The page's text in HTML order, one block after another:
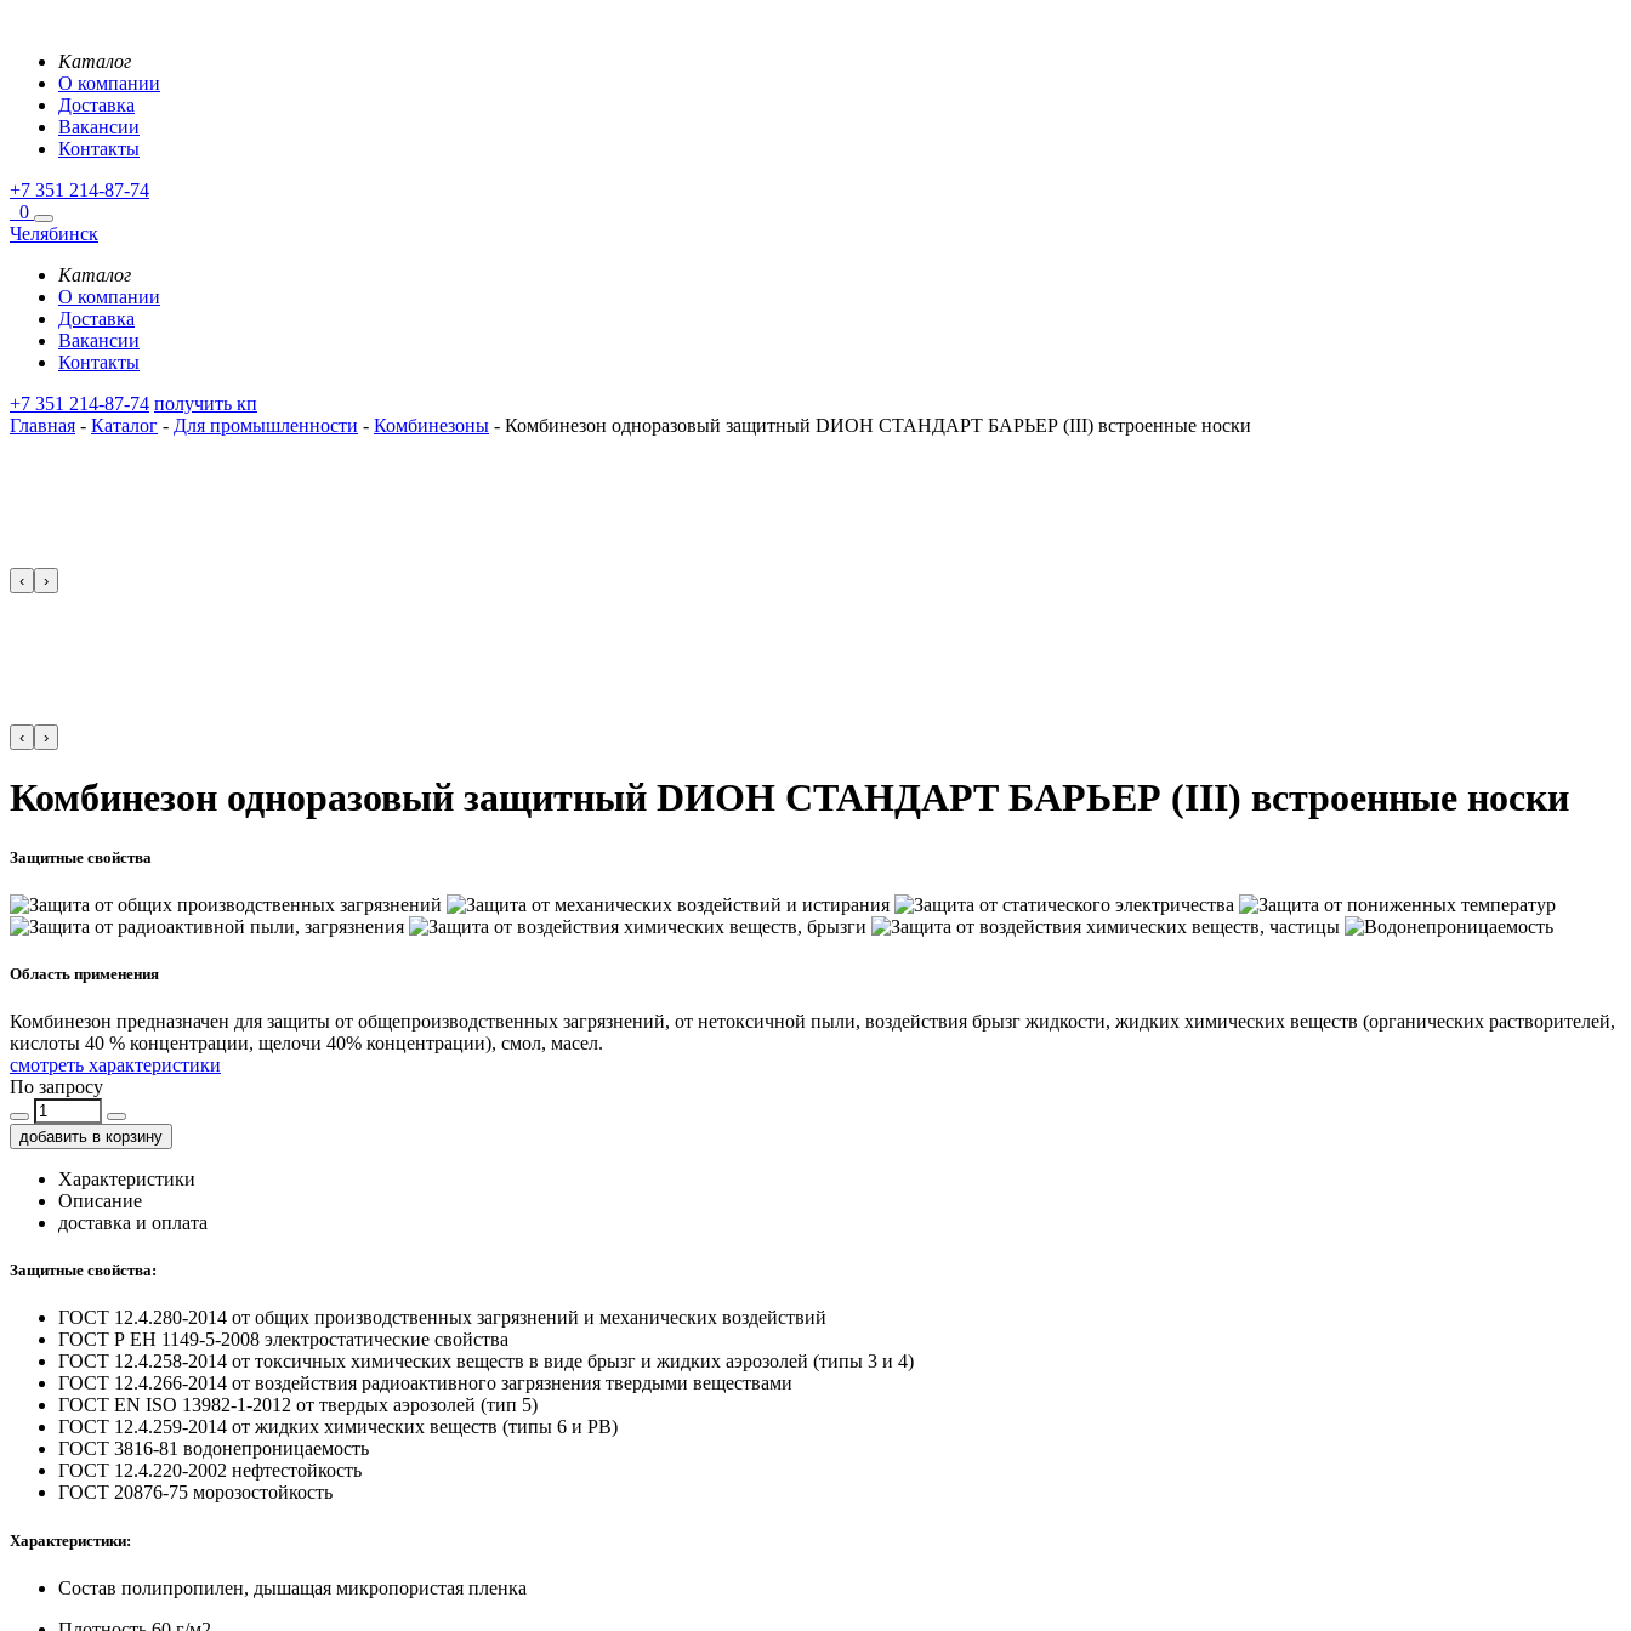
Каталог
О компании
Доставка
Вакансии
Контакты
+7 351 214-87-74
0
Челябинск
Каталог
О компании
Доставка
Вакансии
Контакты
+7 351 214-87-74 получить кп
Главная - Каталог - Для промышленности - Комбинезоны - Комбинезон одноразовый защитный DИОН СТАНДАРТ БАРЬЕР (III) встроенные носки
‹ ›
‹ ›
Комбинезон одноразовый защитный DИОН СТАНДАРТ БАРЬЕР (III) встроенные носки
Защитные свойства
Область применения
Комбинезон предназначен для защиты от общепроизводственных загрязнений, от нетоксичной пыли, воздействия брызг жидкости, жидких химических веществ (органических растворителей,
кислоты 40 % концентрации, щелочи 40% концентрации), смол, масел.
смотреть характеристики
По запросу
добавить в корзину
Характеристики
Описание
доставка и оплата
Защитные свойства:
ГОСТ 12.4.280-2014 от общих производственных загрязнений и механических воздействий
ГОСТ Р ЕН 1149-5-2008 электростатические свойства
ГОСТ 12.4.258-2014 от токсичных химических веществ в виде брызг и жидких аэрозолей (типы 3 и 4)
ГОСТ 12.4.266-2014 от воздействия радиоактивного загрязнения твердыми веществами
ГОСТ EN ISO 13982-1-2012 от твердых аэрозолей (тип 5)
ГОСТ 12.4.259-2014 от жидких химических веществ (типы 6 и РВ)
ГОСТ 3816-81 водонепроницаемость
ГОСТ 12.4.220-2002 нефтестойкость
ГОСТ 20876-75 морозостойкость
Характеристики:
Состав полипропилен, дышащая микропористая пленка